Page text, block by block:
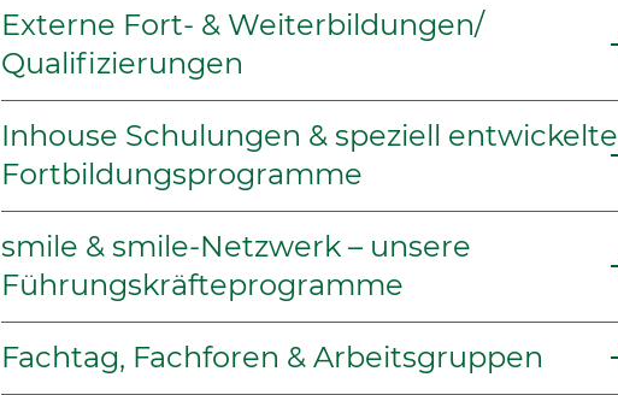
Externe Fort- & Weiterbildungen/
Qualifizierungen
Inhouse Schulungen & speziell entwickelte
Fortbildungsprogramme
smile & smile-Netzwerk – unsere
Führungskräfteprogramme
Fachtag, Fachforen & Arbeitsgruppen